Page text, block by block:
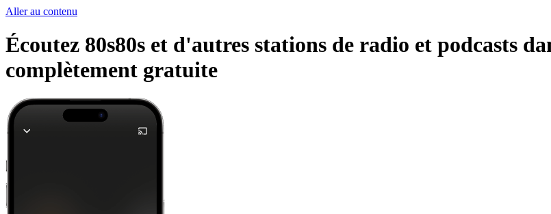
Aller au contenu
Écoutez 80s80s et d'autres stations de radio et podcasts
complètement gratuite